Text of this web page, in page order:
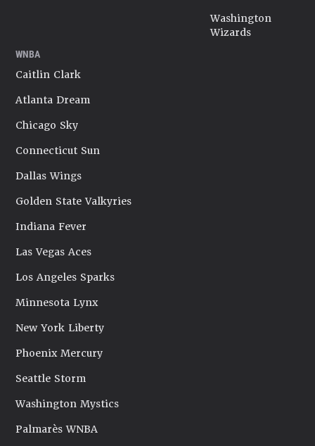
Washington
Wizards
WNBA
Caitlin Clark
Atlanta Dream
Chicago Sky
Connecticut Sun
Dallas Wings
Golden State Valkyries
Indiana Fever
Las Vegas Aces
Los Angeles Sparks
Minnesota Lynx
New York Liberty
Phoenix Mercury
Seattle Storm
Washington Mystics
Palmarès WNBA